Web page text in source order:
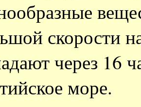
скорости
через 16
море.